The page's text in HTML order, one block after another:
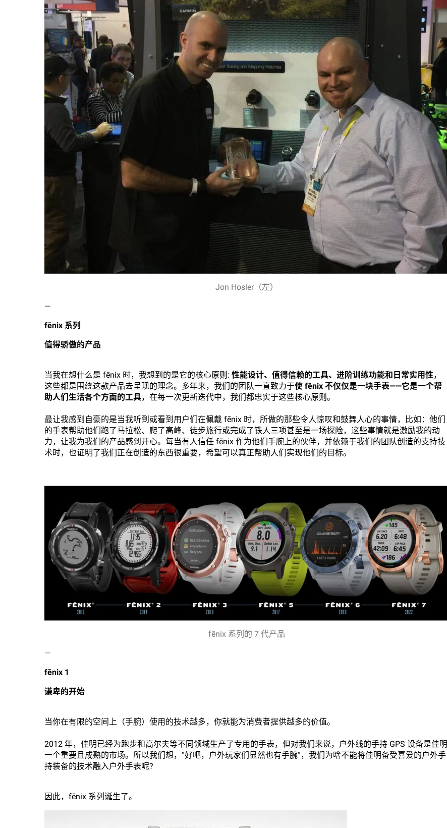
Jon Hosler（左）
—
fēnix 系列
值得骄傲的产品
当我在想什么是 fēnix 时，我想到的是它的核心原则: 性能设计、值得信赖的工具、进阶训练功能和日常实用性，
这些都是围绕这款产品去呈现的理念。多年来，我们的团队一直致力于使 fēnix 不仅仅是一块手表——它是一个帮
助人们生活各个方面的工具，在每一次更新迭代中，我们都忠实于这些核心原则。
最让我感到自豪的是当我听到或看到用户们在佩戴 fēnix 时，所做的那些令人惊叹和鼓舞人心的事情，比如：他们
的手表帮助他们跑了马拉松、爬了高峰、徒步旅行或完成了铁人三项甚至是一场探险，这些事情就是激励我的动
力，让我为我们的产品感到开心。每当有人信任 fēnix 作为他们手腕上的伙伴，并依赖于我们的团队创造的支持技
术时，也证明了我们正在创造的东西很重要，希望可以真正帮助人们实现他们的目标。
fēnix 系列的 7 代产品
—
fēnix 1
谦卑的开始
当你在有限的空间上（手腕）使用的技术越多，你就能为消费者提供越多的价值。
2012 年，佳明已经为跑步和高尔夫等不同领域生产了专用的手表，但对我们来说，户外线的手持 GPS 设备是佳明
一个重要且成熟的市场。所以我们想，“好吧，户外玩家们显然也有手腕”，我们为啥不能将佳明备受喜爱的户外手
持装备的技术融入户外手表呢?
因此，fēnix 系列诞生了。